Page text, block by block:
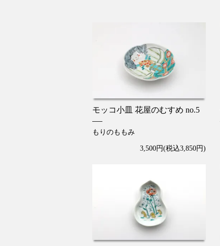
モッコ小皿 花屋のむすめ no.5
もりのももみ
3,500円(税込3,850円)